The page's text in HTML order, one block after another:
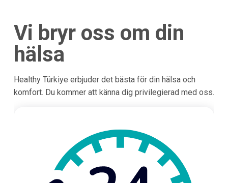
Vi bryr oss om din
hälsa
Healthy Türkiye erbjuder det bästa för din hälsa och
komfort. Du kommer att känna dig privilegierad med oss.